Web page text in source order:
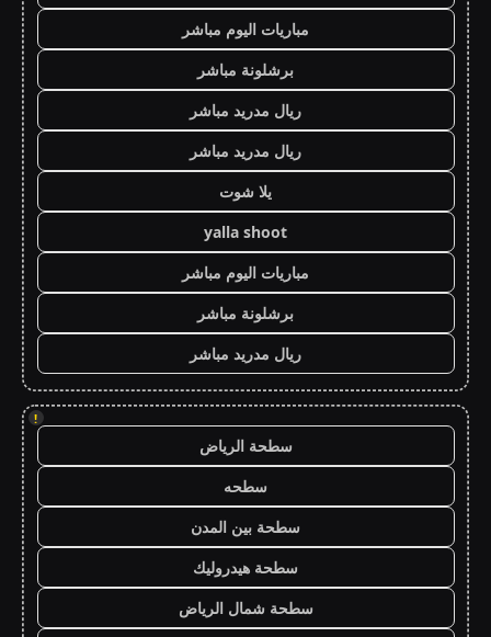
مباريات اليوم مباشر
برشلونة مباشر
ريال مدريد مباشر
ريال مدريد مباشر
يلا شوت
yalla shoot
مباريات اليوم مباشر
برشلونة مباشر
ريال مدريد مباشر
!
سطحة الرياض
سطحه
سطحة بين المدن
سطحة هيدروليك
سطحة شمال الرياض